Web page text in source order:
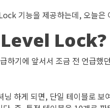
기능을 제공하는데, 오늘은
Lock?
기에 앞서서 조금 전 언급했
하게 되면, 단일 테이블로